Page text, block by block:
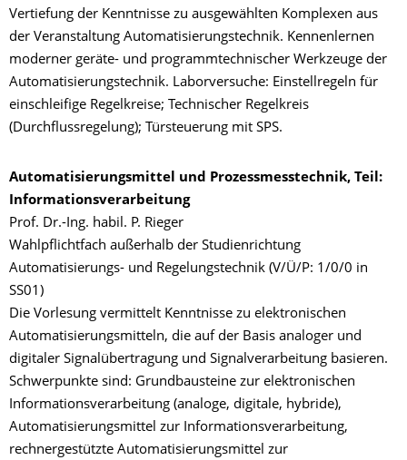
Vertiefung der Kenntnisse zu ausgewählten Komplexen aus
der Veranstaltung Automatisierungstechnik. Kennenlernen
moderner geräte- und programmtechnischer Werkzeuge der
Automatisierungstechnik. Laborversuche: Einstellregeln für
einschleifige Regelkreise; Technischer Regelkreis
(Durchflussregelung); Türsteuerung mit SPS.
Automatisierungsmittel und Prozessmesstechnik, Teil:
Informationsverarbeitung
Prof. Dr.-Ing. habil. P. Rieger
Wahlpflichtfach außerhalb der Studienrichtung
Automatisierungs- und Regelungstechnik (V/Ü/P: 1/0/0 in
SS01)
Die Vorlesung vermittelt Kenntnisse zu elektronischen
Automatisierungsmitteln, die auf der Basis analoger und
digitaler Signalübertragung und Signalverarbeitung basieren.
Schwerpunkte sind: Grundbausteine zur elektronischen
Informationsverarbeitung (analoge, digitale, hybride),
Automatisierungsmittel zur Informationsverarbeitung,
rechnergestützte Automatisierungsmittel zur